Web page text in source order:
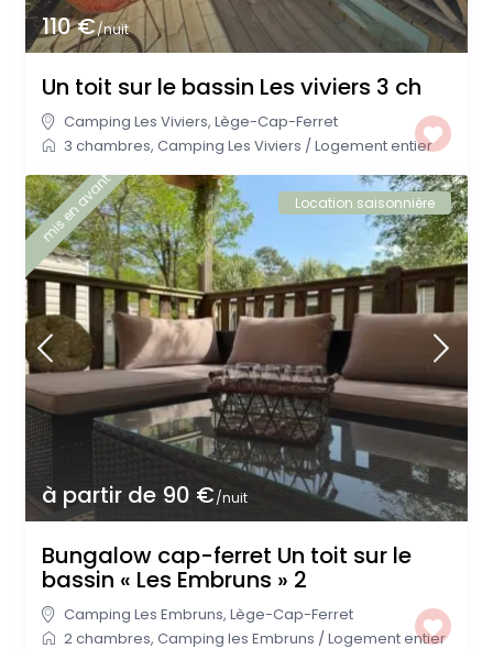
110 €/nuit
Un toit sur le bassin Les viviers 3 ch
Camping Les Viviers,Lège-Cap-Ferret
3 chambres,Camping Les Viviers /Logement entier
à partir de 90 €/nuit
mis en avant Location saisonnière
Bungalow cap-ferret Un toit sur le
bassin « Les Embruns » 2
Camping Les Embruns,Lège-Cap-Ferret
2 chambres,Camping les Embruns /Logement entier